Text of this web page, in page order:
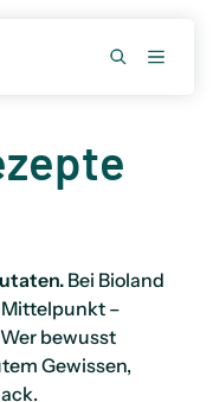
Bei Bioland
–
bewusst
Gewissen,